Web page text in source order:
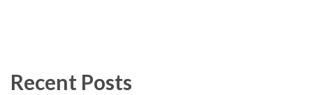
Recent Posts